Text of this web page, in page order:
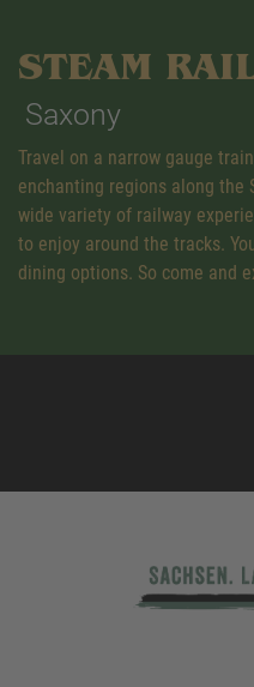
STEAM
Saxony
Travel on a narrow gauge
enchanting regions along the
wide variety of railway
to enjoy around the tracks.
dining options. So come and